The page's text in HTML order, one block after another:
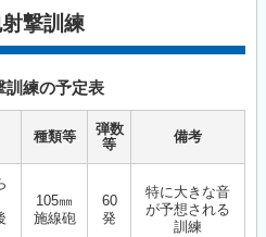
撃訓練
訓練の予定表
種類等
弾数
等
備考
105㎜
施線砲
60
発
特に大きな音
が予想される
訓練